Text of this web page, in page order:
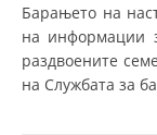
Барањето на
на информации
раздвоените
на Службата за